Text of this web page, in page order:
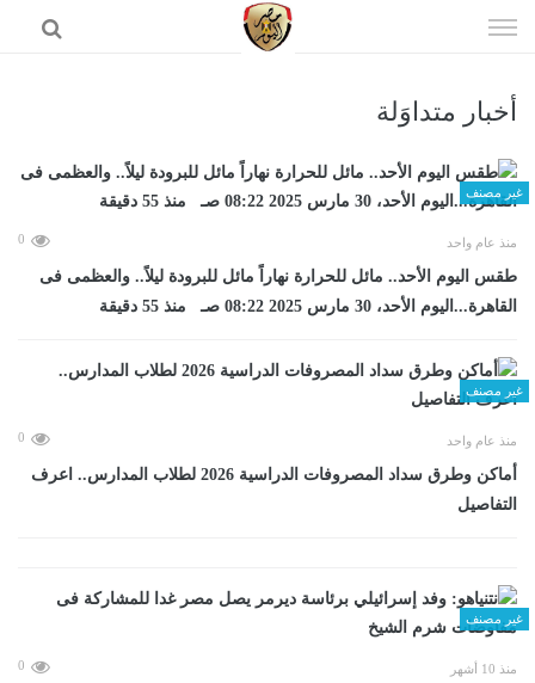
الى
أخبار متداوَلة
غير مصنف
منذ عام واحد 0
طقس اليوم الأحد.. مائل للحرارة نهاراً مائل للبرودة ليلاً.. والعظمى فى
القاهرة...اليوم الأحد، 30 مارس 2025 08:22 صـ منذ 55 دقيقة
غير مصنف
منذ عام واحد 0
أماكن وطرق سداد المصروفات الدراسية 2026 لطلاب المدارس.. اعرف
التفاصيل
غير مصنف
منذ 10 أشهر 0